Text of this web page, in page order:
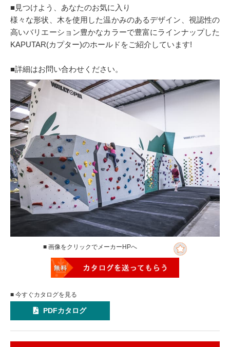
■見つけよう、あなたのお気に入り
様々な形状、木を使用した温かみのあるデザイン、視認性の
高いバリエーション豊かなカラーで豊富にラインナップした
KAPUTAR(カプター)のホールドをご紹介しています!
■詳細はお問い合わせください。
■ 画像をクリックでメーカーHPへ
■ 今すぐカタログを見る
PDFカタログ